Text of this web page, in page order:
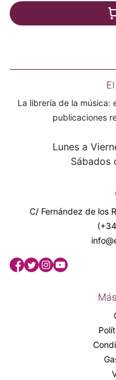
La librería de la música:
publicaciones
Lunes a
Sábados
C/ Fernández de los